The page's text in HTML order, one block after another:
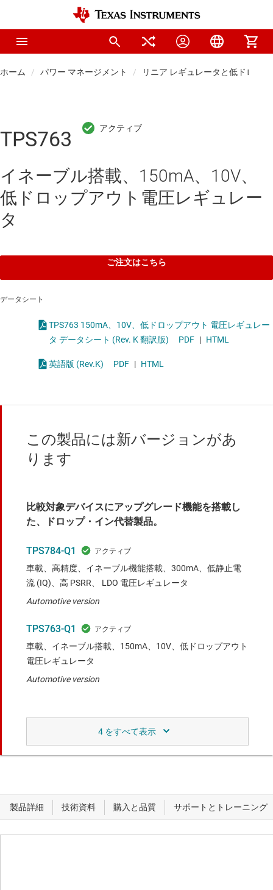
ホーム パワー マネージメント リニア レギュレータと低ドロッ
TPS763
イネーブル搭載、150mA、10V、
低ドロップアウト電圧レギュレー
タ
ご注文はこちら
データシート
TPS763 150mA、10V、低ドロップアウト 電圧レギュレー
タ データシート (Rev. K 翻訳版)
PDF | HTML
英語版 (Rev.K) PDF | HTML
この製品には新バージョンがあ
ります
比較対象デバイスにアップグレード機能を搭載し
た、ドロップ・イン代替製品。
TPS784-Q1
車載、高精度、イネーブル機能搭載、300mA、低静止電
流 (IQ)、高 PSRR、 LDO 電圧レギュレータ
Automotive version
TPS763-Q1
車載、イネーブル搭載、150mA、10V、低ドロップアウト
電圧レギュレータ
Automotive version
ロップアウト (LDO) 電圧レギュレータ
Pin-to-pin option offering wider VIN (18 V) and ultra-low-IQ